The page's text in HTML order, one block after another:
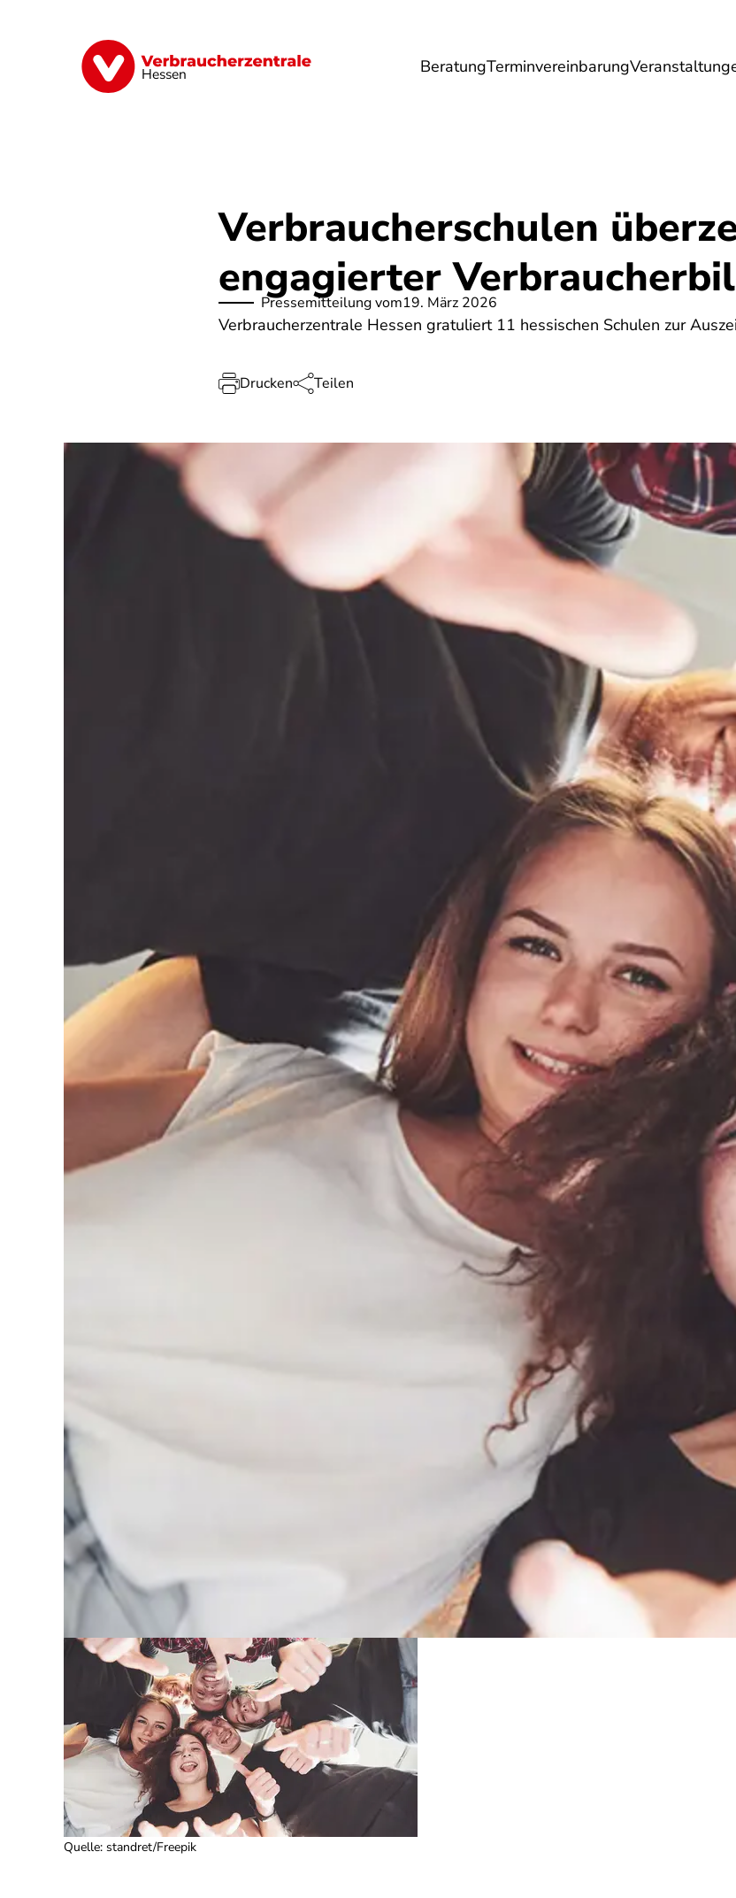
Hessen BeratungTerminvereinbarung
Digitales Energie Finanzen Gesundheit Lebensmittel Reise
Verbraucherschulen
engagierter
Pressemitteilung vom19. März 2026
Verbraucherzentrale Hessen gratuliert 11 hessischen Schulen zur
Drucken Teilen
Quelle: standret/Freepik